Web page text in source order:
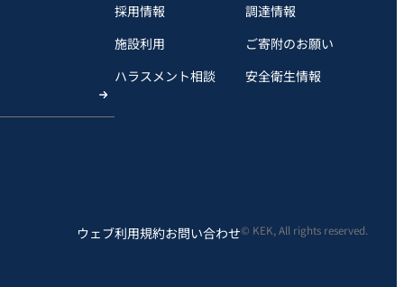
採用情報
調達情報
施設利用
ご寄附のお願い
ハラスメント相談
安全衛⽣情報
ウェブ利用規約お問い合わせ© KEK, All rights reserved.